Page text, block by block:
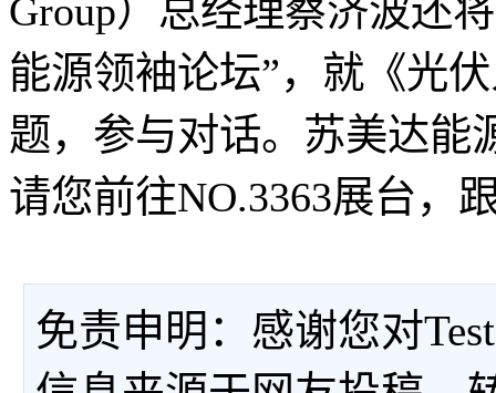
Group）总经理蔡济波还
能源领袖论坛”，就《光
题，参与对话。苏美达能
请您前往NO.3363展台，
免责申明：感谢您对